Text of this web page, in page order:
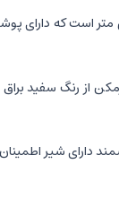
این آبگرمکن از